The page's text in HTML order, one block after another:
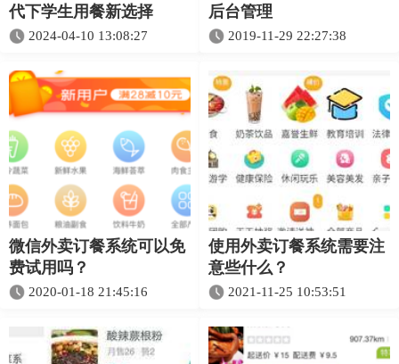
代下学生用餐新选择
2024-04-10 13:08:27
后台管理
2019-11-29 22:27:38
微信外卖订餐系统可以免
费试用吗？
2020-01-18 21:45:16
使用外卖订餐系统需要注
意些什么？
2021-11-25 10:53:51